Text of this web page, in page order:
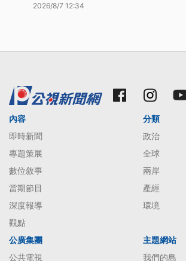
2026/8/7 12:34
內容
即時新聞
專題策展
數位敘事
當期節目
深度報導
觀點
分類
政治
全球
兩岸
產經
環境
公廣集團
公共電視
主題網站
我們的島